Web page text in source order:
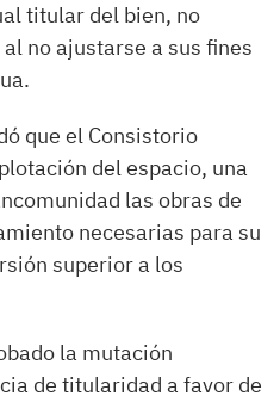
titular del bien, no
no ajustarse a sus fines
que el Consistorio
del espacio, una
las obras de
necesarias para su
superior a los
la mutación
de titularidad a favor de